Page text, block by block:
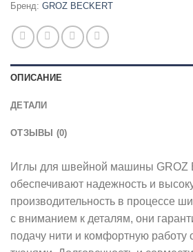
Бренд: GROZ BECKERT
ОПИСАНИЕ
ДЕТАЛИ
ОТЗЫВЫ (0)
Иглы для швейной машины GROZ
обеспечивают надежность и
производительность в процессе
с вниманием к деталям, они
подачу нити и комфортную работу